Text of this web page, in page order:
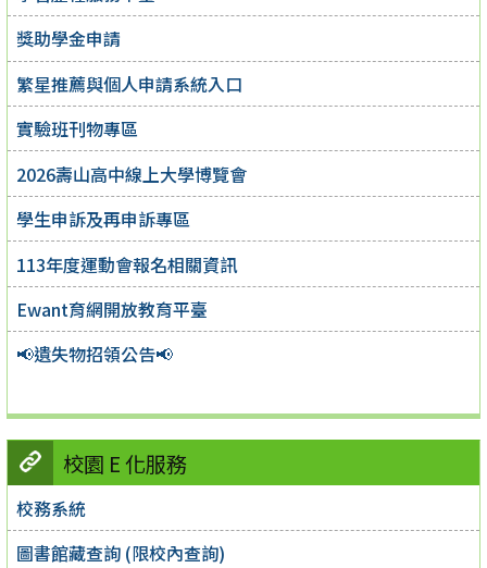
獎助學金申請
繁星推薦與個人申請系統入口
實驗班刊物專區
2026壽山高中線上大學博覽會
學生申訴及再申訴專區
113年度運動會報名相關資訊
Ewant育網開放教育平臺
📢遺失物招領公告📢
校園 E 化服務
校務系統
圖書館藏查詢 (限校內查詢)